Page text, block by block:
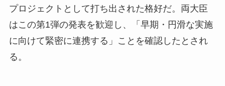
プロジェクトとして打ち出された格好だ。両大臣
はこの第1弾の発表を歓迎し、「早期・円滑な実施
に向けて緊密に連携する」ことを確認したとされ
る。